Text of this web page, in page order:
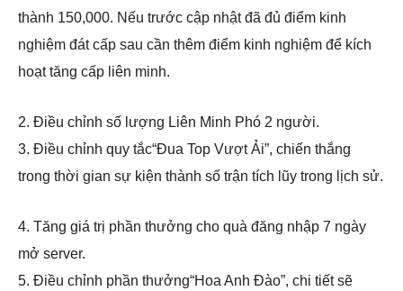
thành 150,000. Nếu trước cập nhật đã đủ điểm kinh
nghiệm đát cấp sau cần thêm điểm kinh nghiệm để kích
hoạt tăng cấp liên minh.
2. Điều chỉnh số lượng Liên Minh Phó 2 người.
3. Điều chỉnh quy tắc“Đua Top Vượt Ải”, chiến thắng
trong thời gian sự kiện thành số trận tích lũy trong lịch sử.
4. Tăng giá trị phần thưởng cho quà đăng nhập 7 ngày
mở server.
5. Điều chỉnh phần thưởng“Hoa Anh Đào”, chi tiết sẽ